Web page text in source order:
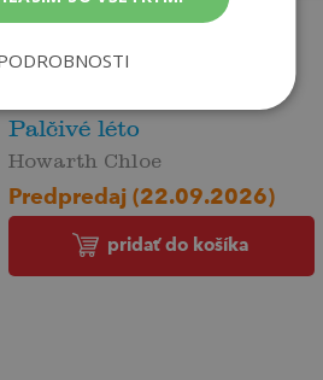
Palčivé léto
Howarth Chloe
Predpredaj (22.09.2026)
pridať do košíka